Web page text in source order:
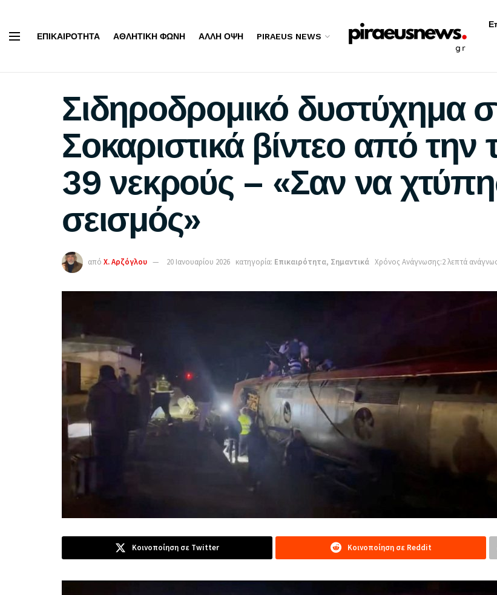
ΕΠΙΚΑΙΡΌΤΗΤΑ ΑΘΛΗΤΙΚΉ ΦΩΝΉ ΆΛΛΗ ΌΨΗ PIRAEUS NEWS
Σιδηροδρομικό δυστύχημα
Σοκαριστικά βίντεο από την
39 νεκρούς – «Σαν να
σεισμός»
από Χ. Αρζόγλου 20 Ιανουαρίου 2026 κατηγορία: Επικαιρότητα, Σημαντικά Χρόνος Ανάγνωσης:2 λεπτά
Κοινοποίηση σε Twitter Κοινοποίηση σε Reddit